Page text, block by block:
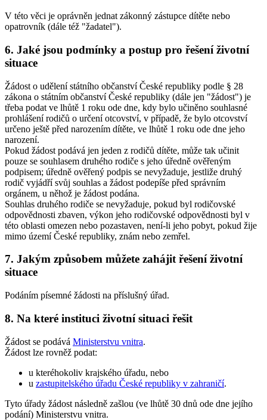
V této věci je oprávněn jednat zákonný zástupce dítěte nebo
opatrovník (dále též "žadatel").
6. Jaké jsou podmínky a postup pro řešení životní
situace
Žádost o udělení státního občanství České republiky podle § 28
zákona o státním občanství České republiky (dále jen "žádost") je
třeba podat ve lhůtě 1 roku ode dne, kdy bylo učiněno souhlasné
prohlášení rodičů o určení otcovství, v případě, že bylo otcovství
určeno ještě před narozením dítěte, ve lhůtě 1 roku ode dne jeho
narození.
Pokud žádost podává jen jeden z rodičů dítěte, může tak učinit
pouze se souhlasem druhého rodiče s jeho úředně ověřeným
podpisem; úředně ověřený podpis se nevyžaduje, jestliže druhý
rodič vyjádří svůj souhlas a žádost podepíše před správním
orgánem, u něhož je žádost podána.
Souhlas druhého rodiče se nevyžaduje, pokud byl rodičovské
odpovědnosti zbaven, výkon jeho rodičovské odpovědnosti byl v
této oblasti omezen nebo pozastaven, není-li jeho pobyt, pokud žije
mimo území České republiky, znám nebo zemřel.
7. Jakým způsobem můžete zahájit řešení životní
situace
Podáním písemné žádosti na příslušný úřad.
8. Na které instituci životní situaci řešit
Žádost se podává Ministerstvu vnitra.
Žádost lze rovněž podat:
u kteréhokoliv krajského úřadu, nebo
u zastupitelského úřadu České republiky v zahraničí.
Tyto úřady žádost následně zašlou (ve lhůtě 30 dnů ode dne jejího
podání) Ministerstvu vnitra.